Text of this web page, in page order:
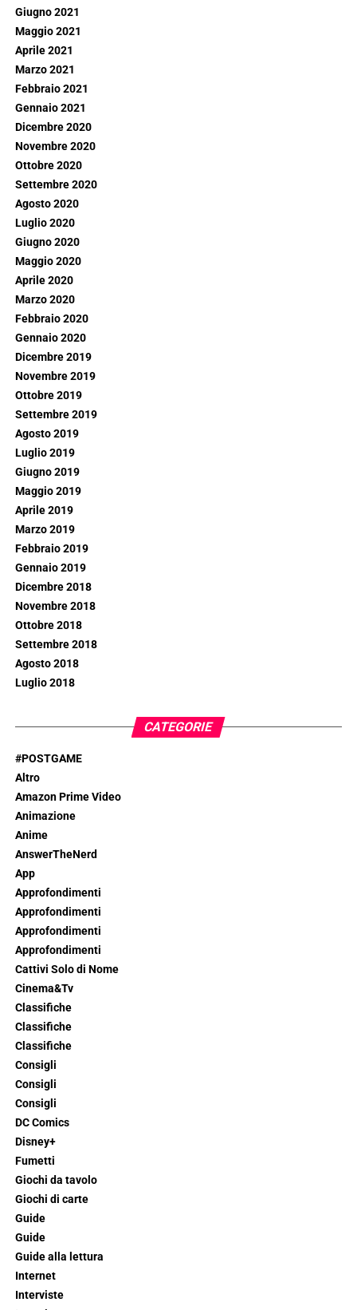
Giugno 2021
Maggio 2021
Aprile 2021
Marzo 2021
Febbraio 2021
Gennaio 2021
Dicembre 2020
Novembre 2020
Ottobre 2020
Settembre 2020
Agosto 2020
Luglio 2020
Giugno 2020
Maggio 2020
Aprile 2020
Marzo 2020
Febbraio 2020
Gennaio 2020
Dicembre 2019
Novembre 2019
Ottobre 2019
Settembre 2019
Agosto 2019
Luglio 2019
Giugno 2019
Maggio 2019
Aprile 2019
Marzo 2019
Febbraio 2019
Gennaio 2019
Dicembre 2018
Novembre 2018
Ottobre 2018
Settembre 2018
Agosto 2018
Luglio 2018
CATEGORIE
#POSTGAME
Altro
Amazon Prime Video
Animazione
Anime
AnswerTheNerd
App
Approfondimenti
Approfondimenti
Approfondimenti
Approfondimenti
Cattivi Solo di Nome
Cinema&Tv
Classifiche
Classifiche
Classifiche
Consigli
Consigli
Consigli
DC Comics
Disney+
Fumetti
Giochi da tavolo
Giochi di carte
Guide
Guide
Guide alla lettura
Internet
Interviste